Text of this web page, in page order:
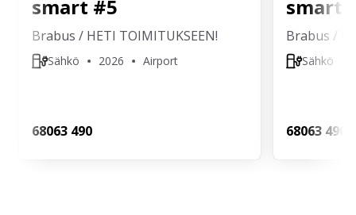
smart #5
Brabus / HETI TOIMITUKSEEN!
Sähkö 2026 Airport
68063 490
smart
Brabus /
Sähkö
68063 490